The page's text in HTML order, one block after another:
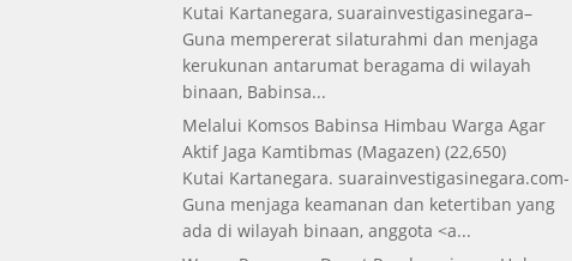
Kutai Kartanegara, suarainvestigasinegara–
Guna mempererat silaturahmi dan menjaga
kerukunan antarumat beragama di wilayah
binaan, Babinsa...
Melalui Komsos Babinsa Himbau Warga Agar
Aktif Jaga Kamtibmas (Magazen) (22,650)
Kutai Kartanegara. suarainvestigasinegara.com-
Guna menjaga keamanan dan ketertiban yang
ada di wilayah binaan, anggota <a...